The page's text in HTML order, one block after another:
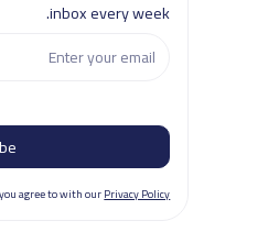
inbox every week.
agree to with ourPrivacy Policy.